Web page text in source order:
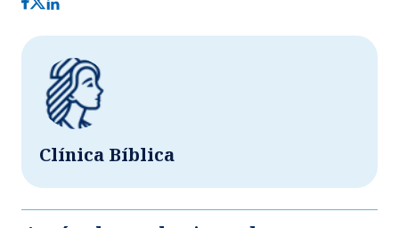
Clínica Bíblica